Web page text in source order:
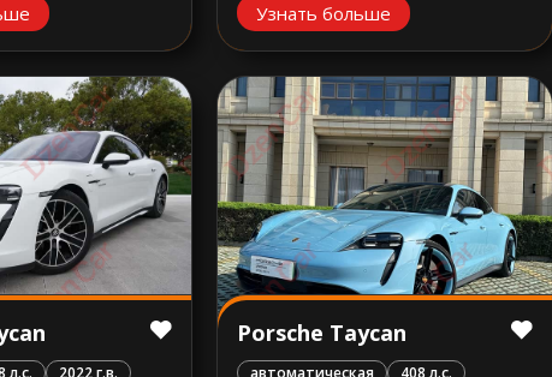
Узнать больше
Porsche Taycan
автоматическая
408 л.с.